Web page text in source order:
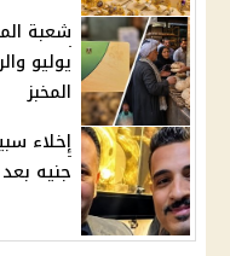
شعبة
المخبز
جنيه